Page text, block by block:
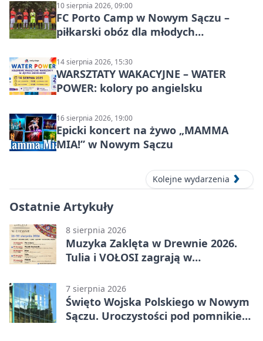
10 sierpnia 2026, 09:00
FC Porto Camp w Nowym Sączu –
piłkarski obóz dla młodych
14 sierpnia 2026, 15:30
WARSZTATY WAKACYJNE – WATER
POWER: kolory po angielsku
16 sierpnia 2026, 19:00
Epicki koncert na żywo „MAMMA
MIA!” w Nowym Sączu
Kolejne wydarzenia
Ostatnie Artykuły
8 sierpnia 2026
Muzyka Zaklęta w Drewnie 2026.
Tulia i VOŁOSI zagrają w
7 sierpnia 2026
Święto Wojska Polskiego w Nowym
Sączu. Uroczystości pod pomnikiem